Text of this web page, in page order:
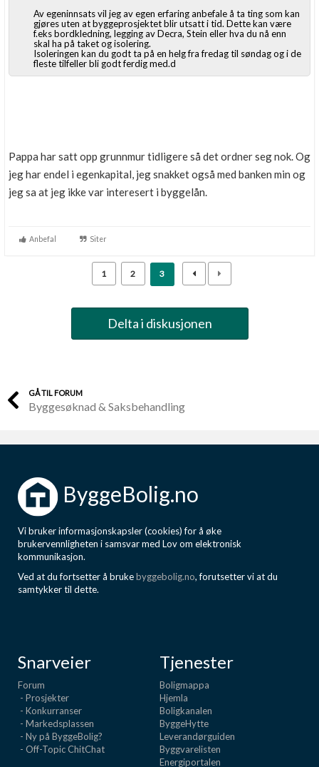
Av egeninnsats vil jeg av egen erfaring anbefale å ta ting som kan
gjøres uten at byggeprosjektet blir utsatt i tid. Dette kan være
f.eks bordkledning, legging av Decra, Stein eller hva du nå enn
skal ha på taket og isolering.
Isoleringen kan du godt ta på en helg fra fredag til søndag og i de
fleste tilfeller bli godt ferdig med.d
Pappa har satt opp grunnmur tidligere så det ordner seg nok. Og
jeg har endel i egenkapital, jeg snakket også med banken min og
jeg sa at jeg ikke var interesert i byggelån.
Anbefal Siter
1 2 3
Delta i diskusjonen
GÅ TIL FORUM
Byggesøknad & Saksbehandling
ByggeBolig.no
Vi bruker informasjonskapsler (cookies) for å øke
brukervennligheten i samsvar med Lov om elektronisk
kommunikasjon.
Ved at du fortsetter å brukebyggebolig.no, forutsetter vi at du
samtykker til dette.
Snarveier
Forum
- Prosjekter
- Konkurranser
- Markedsplassen
- Ny på ByggeBolig?
- Off-Topic ChitChat
Tjenester
Boligmappa
Hjemla
Boligkanalen
ByggeHytte
Leverandørguiden
Byggvarelisten
Energiportalen